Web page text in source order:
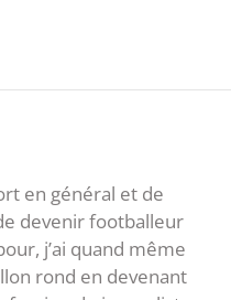
en général et de
devenir footballeur
j’ai quand même
rond en devenant